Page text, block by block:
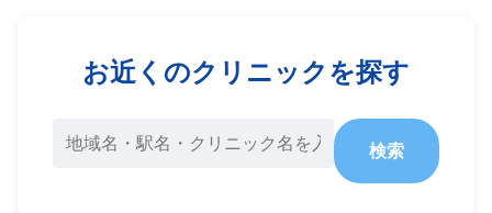
お近くのクリニックを探す
検索